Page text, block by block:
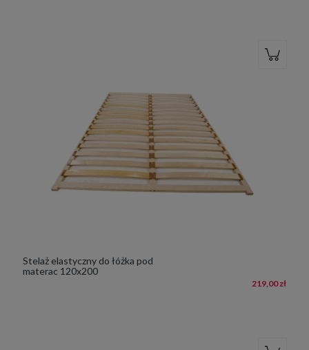
Stelaż elastyczny do łóżka pod
materac 120x200
219,00 zł